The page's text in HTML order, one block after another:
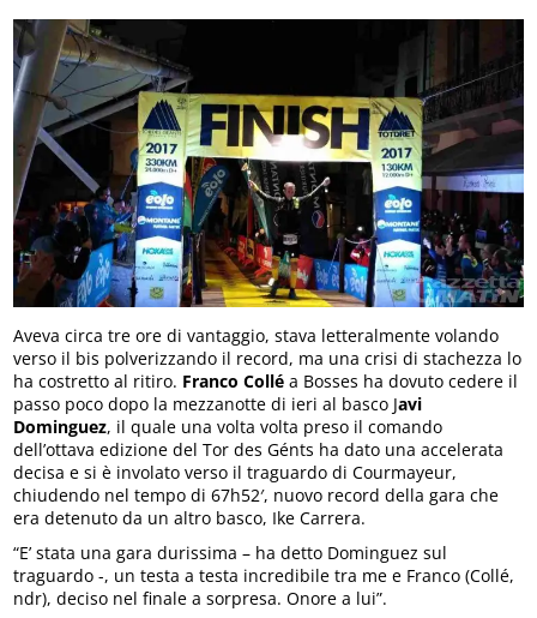
Aveva circa tre ore di vantaggio, stava letteralmente volando
verso il bis polverizzando il record, ma una crisi di stachezza lo
ha costretto al ritiro. Franco Collé a Bosses ha dovuto cedere il
passo poco dopo la mezzanotte di ieri al basco Javi
Dominguez, il quale una volta volta preso il comando
dell’ottava edizione del Tor des Génts ha dato una accelerata
decisa e si è involato verso il traguardo di Courmayeur,
chiudendo nel tempo di 67h52′, nuovo record della gara che
era detenuto da un altro basco, Ike Carrera.
“E’ stata una gara durissima – ha detto Dominguez sul
traguardo -, un testa a testa incredibile tra me e Franco (Collé,
ndr), deciso nel finale a sorpresa. Onore a lui”.